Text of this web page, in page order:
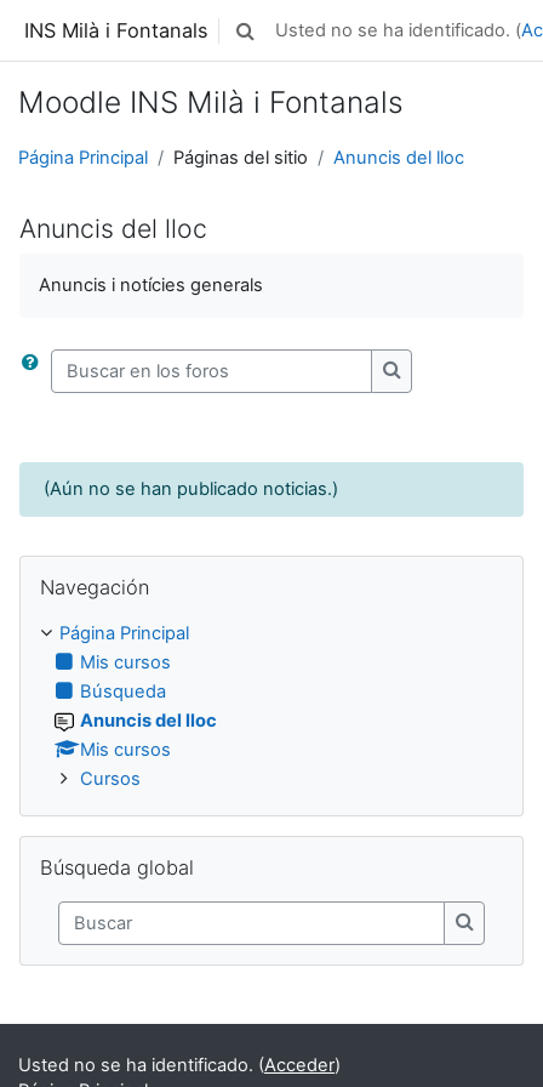
INS Milà i Fontanals Selector de búsqueda de entrada
Usted no se ha identificado. (
Moodle INS Milà i Fontanals
Página Principal Páginas del sitio Anuncis del lloc
Anuncis del lloc
Anuncis i notícies generals
Buscar en los foros
Buscar en los
(Aún no se han publicado noticias.)
Navegación
Página Principal
Mis cursos
Búsqueda
Anuncis del lloc
Mis cursos
Cursos
Búsqueda global
Buscar
Buscar
Usted no se ha identificado. (Acceder)